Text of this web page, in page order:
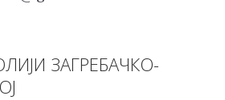
ЗАГРЕБАЧКО-